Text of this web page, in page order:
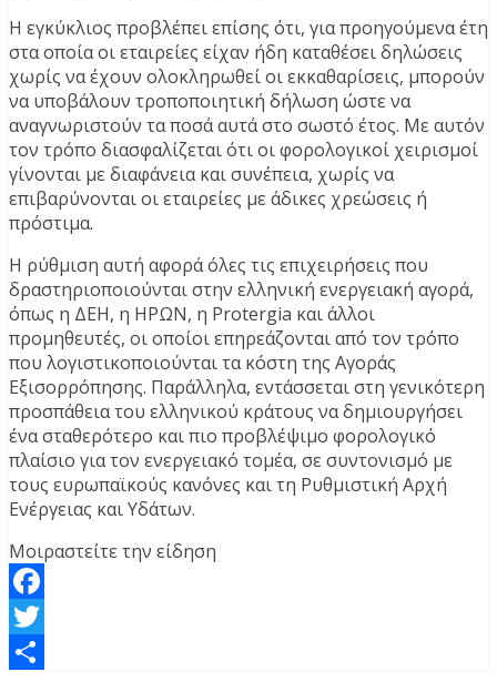
Η εγκύκλιος προβλέπει επίσης ότι, για προηγούμενα έτη
στα οποία οι εταιρείες είχαν ήδη καταθέσει δηλώσεις
χωρίς να έχουν ολοκληρωθεί οι εκκαθαρίσεις, μπορούν
να υποβάλουν τροποποιητική δήλωση ώστε να
αναγνωριστούν τα ποσά αυτά στο σωστό έτος. Με αυτόν
τον τρόπο διασφαλίζεται ότι οι φορολογικοί χειρισμοί
γίνονται με διαφάνεια και συνέπεια, χωρίς να
επιβαρύνονται οι εταιρείες με άδικες χρεώσεις ή
πρόστιμα.
Η ρύθμιση αυτή αφορά όλες τις επιχειρήσεις που
δραστηριοποιούνται στην ελληνική ενεργειακή αγορά,
όπως η ΔΕΗ, η ΗΡΩΝ, η Protergia και άλλοι
προμηθευτές, οι οποίοι επηρεάζονται από τον τρόπο
που λογιστικοποιούνται τα κόστη της Αγοράς
Εξισορρόπησης. Παράλληλα, εντάσσεται στη γενικότερη
προσπάθεια του ελληνικού κράτους να δημιουργήσει
ένα σταθερότερο και πιο προβλέψιμο φορολογικό
πλαίσιο για τον ενεργειακό τομέα, σε συντονισμό με
τους ευρωπαϊκούς κανόνες και τη Ρυθμιστική Αρχή
Ενέργειας και Υδάτων.
Μοιραστείτε την είδηση
Facebook
Twitter